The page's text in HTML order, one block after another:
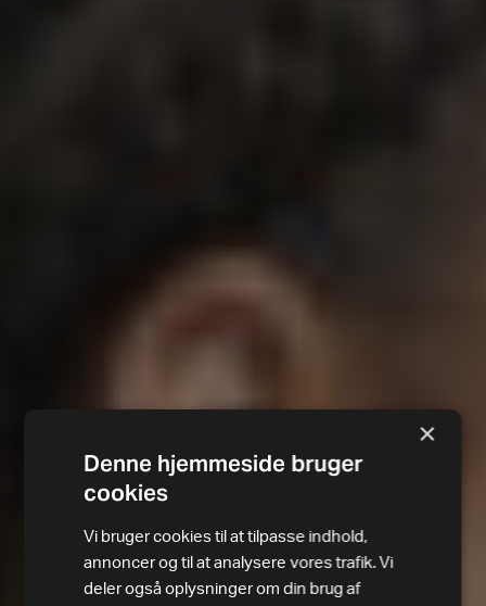
×
Denne hjemmeside bruger
cookies
Vi bruger cookies til at tilpasse indhold,
annoncer og til at analysere vores trafik. Vi
deler også oplysninger om din brug af